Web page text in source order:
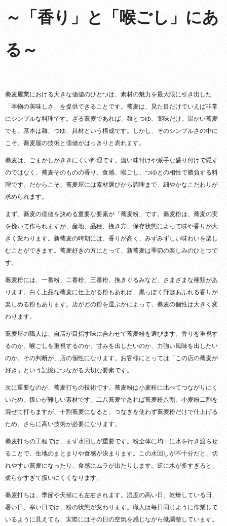
～「香り」と「喉ごし」にあ
る～
蕎麦屋業における大きな価値のひとつは、素材の魅力を最大限に引き出した
「本物の美味しさ」を提供できることです。蕎麦は、見た目だけでいえば非常
にシンプルな料理です。ざる蕎麦であれば、麺とつゆ、薬味だけ。温かい蕎麦
でも、基本は麺、つゆ、具材という構成です。しかし、そのシンプルさの中に
こそ、蕎麦屋の技術と価値がはっきりと表れます。
蕎麦は、ごまかしがききにくい料理です。濃い味付けや派手な盛り付けで隠す
のではなく、蕎麦そのものの香り、食感、喉ごし、つゆとの相性で勝負する料
理です。だからこそ、蕎麦屋には素材選びから調理まで、細やかなこだわりが
求められます。
まず、蕎麦の価値を決める重要な要素が「蕎麦粉」です。蕎麦粉は、蕎麦の実
を挽いて作られますが、産地、品種、挽き方、保存状態によって味や香りが大
きく変わります。新蕎麦の時期には、香りが高く、みずみずしい味わいを楽し
むことができます。蕎麦好きの方にとって、新蕎麦は季節の楽しみのひとつで
す。
蕎麦粉には、一番粉、二番粉、三番粉、挽きぐるみなど、さまざまな種類があ
ります。白く上品な蕎麦に仕上がる粉もあれば、黒っぽく野趣あふれる香りが
楽しめる粉もあります。店がどの粉を選ぶかによって、蕎麦の個性は大きく変
わります。
蕎麦屋の職人は、自店が目指す味に合わせて蕎麦粉を選びます。香りを重視す
るのか、喉ごしを重視するのか、甘みを出したいのか、力強い風味を出したい
のか。その判断が、店の個性になります。お客様にとっては「この店の蕎麦が
好き」という記憶につながる大切な要素です。
次に重要なのが、蕎麦打ちの技術です。蕎麦粉は小麦粉に比べてつながりにく
いため、扱いが難しい素材です。二八蕎麦であれば蕎麦粉八割、小麦粉二割を
混ぜて打ちますが、十割蕎麦になると、つなぎを使わず蕎麦粉だけで仕上げる
ため、さらに高い技術が必要になります。
蕎麦打ちの工程では、まず水回しが重要です。粉全体に均一に水を行き渡らせ
ることで、生地のまとまりや食感が決まります。この水回しが不十分だと、切
れやすい蕎麦になったり、食感にムラが出たりします。逆に水が多すぎると、
柔らかすぎて扱いにくくなります。
蕎麦打ちは、季節や天候にも左右されます。湿度の高い日、乾燥している日、
暑い日、寒い日では、粉の状態が変わります。職人は毎日同じように作業して
いるように見えても、実際にはその日の空気を感じながら微調整しています。